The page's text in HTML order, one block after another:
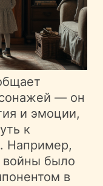
— он
и эмоции,
к
Например,
войны было
в